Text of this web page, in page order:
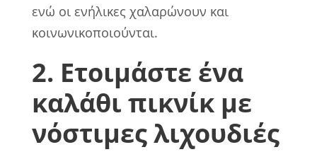
ενώ οι ενήλικες χαλαρώνουν και
κοινωνικοποιούνται.
2. Ετοιμάστε ένα
καλάθι πικνίκ με
νόστιμες λιχουδιές